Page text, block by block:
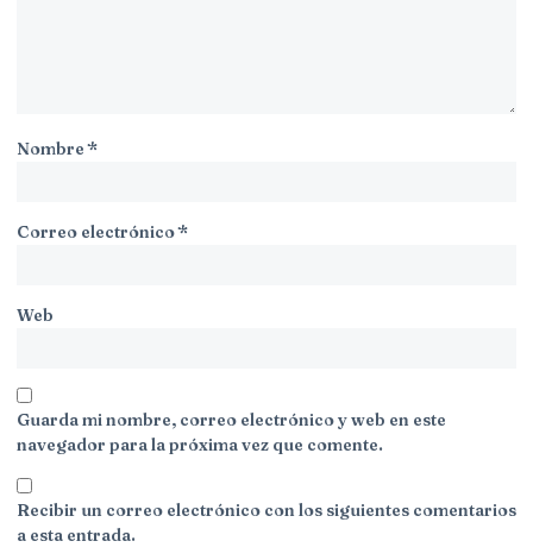
Nombre*
Correo electrónico*
Web
Guarda mi nombre, correo electrónico y web en este
navegador para la próxima vez que comente.
Recibir un correo electrónico con los siguientes comentarios
a esta entrada.